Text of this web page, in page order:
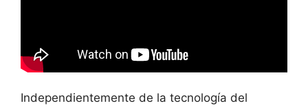
Independientemente de la tecnología del